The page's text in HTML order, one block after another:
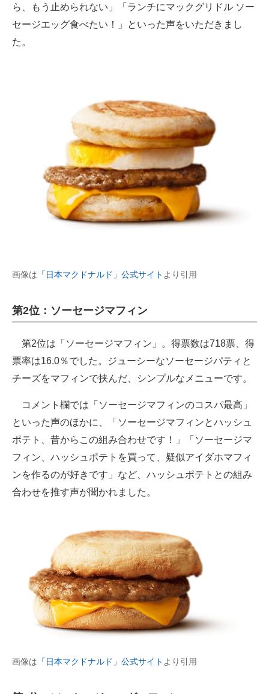
ら、もう止められない」「ランチにマックグリドル ソー
セージエッグ食べたい！」といった声をいただきまし
た。
画像は 「日本マクドナルド」公式サイト より引用
第2位：ソーセージマフィン
第2位は「ソーセージマフィン」。得票数は718票、得
票率は16.0％でした。ジューシーなソーセージパティと
チーズをマフィンで挟んだ、シンプルなメニューです。
コメント欄では「ソーセージマフィンのコスパ最高」
といった声のほかに、「ソーセージマフィンとハッシュ
ポテト、昔からこの組み合わせです！」「ソーセージマ
フィン、ハッシュポテトを買って、疑似アイダホマフィ
ンを作るのが好きです」など、ハッシュポテトとの組み
合わせを推す声が聞かれました。
画像は 「日本マクドナルド」公式サイト より引用